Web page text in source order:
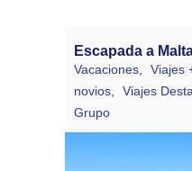
Escapada a
Vacaciones, Viajes
novios, Viajes
Grupo